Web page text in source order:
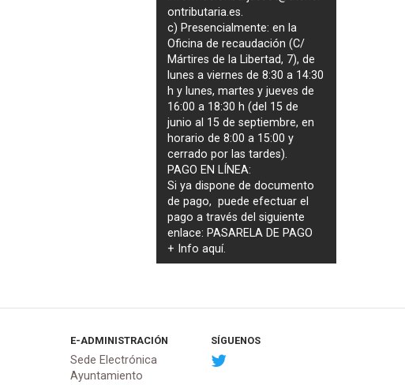
ontributaria.es.
c) Presencialmente: en la
Oficina de recaudación (C/
Mártires de la Libertad, 7), de
lunes a viernes de 8:30 a 14:30
h y lunes, martes y jueves de
16:00 a 18:30 h (del 15 de
junio al 15 de septiembre, en
horario de 8:00 a 15:00 y
cerrado por las tardes).
PAGO EN LÍNEA:
Si ya dispone de documento
de pago, puede efectuar el
pago a través del siguiente
enlace: PASARELA DE PAGO
+ Infoaquí.
E-ADMINISTRACIÓN
Sede Electrónica
Ayuntamiento
SÍGUENOS